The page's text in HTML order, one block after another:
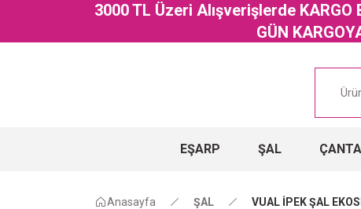
3000 TL Üzeri Alışverişlerde KARGO
GÜN
EŞARP ŞAL ÇANTA
Anasayfa ŞAL VUAL İPEK ŞAL